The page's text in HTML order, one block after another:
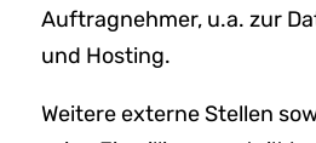
Auftragnehmer, u.a. zur
und Hosting.
Weitere externe Stellen